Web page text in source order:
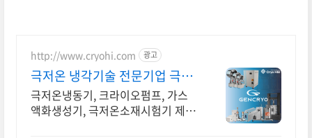
http://www.cryohi.com 광고
극저온 냉각기술 전문기업 극저
온 냉각기술 전문기업
극저온냉동기, 크라이오펌프, 가스
액화생성기, 극저온소재시험기 제조